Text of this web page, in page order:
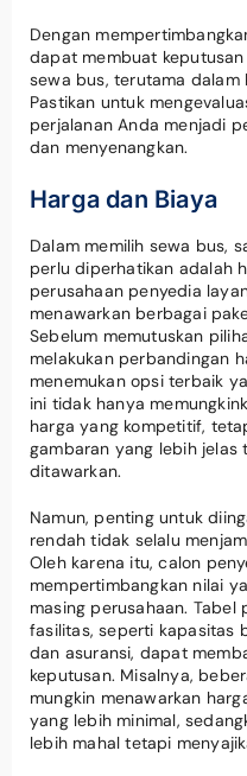
Dengan
dapat membuat
sewa bus, terutama dalam
Pastikan untuk
perjalanan Anda menjadi
dan menyenangkan.
Harga dan Biaya
Dalam memilih sewa bus,
perlu diperhatikan adalah
perusahaan penyedia
menawarkan berbagai
Sebelum memutuskan
melakukan perbandingan
menemukan opsi terbaik
ini tidak hanya
harga yang kompetitif,
gambaran yang lebih jelas
ditawarkan.
Namun, penting untuk
rendah tidak selalu
Oleh karena itu, calon
mempertimbangkan nilai
masing perusahaan.
fasilitas, seperti kapasitas
dan asuransi, dapat
keputusan. Misalnya,
mungkin menawarkan
yang lebih minimal,
lebih mahal tetapi